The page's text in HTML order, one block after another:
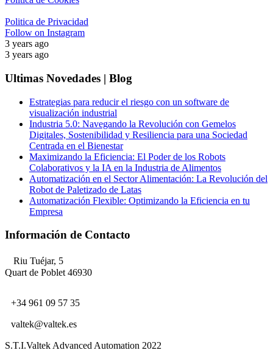
Politica de Privacidad
Follow on Instagram
3 years ago
3 years ago
Ultimas Novedades | Blog
Estrategias para reducir el riesgo con un software de
visualización industrial
Industria 5.0: Navegando la Revolución con Gemelos
Digitales, Sostenibilidad y Resiliencia para una Sociedad
Centrada en el Bienestar
Maximizando la Eficiencia: El Poder de los Robots
Colaborativos y la IA en la Industria de Alimentos
Automatización en el Sector Alimentación: La Revolución del
Robot de Paletizado de Latas
Automatización Flexible: Optimizando la Eficiencia en tu
Empresa
Información de Contacto
Riu Tuéjar, 5
Quart de Poblet 46930
+34 961 09 57 35
valtek@valtek.es
S.T.I.Valtek Advanced Automation 2022